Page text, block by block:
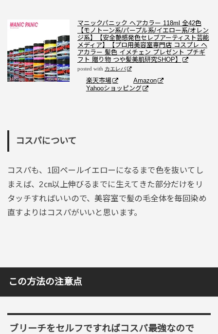
マニックパニック ヘアカラー 118ml 全42色
【モノトーン系/パープル系/イエロー系/オレン
ジ系】【安全艶感発色セレブアーティスト芸能
メディア】【プロ用美容室専門店 コスプレ ヘ
アカラー 髪色 イメチェン プレゼント プチギ
フト 贈り物 つや髪美肌研究SHOP】
posted with カエレバ
楽天市場
Amazon
Yahooショッピング
コスパについて
コスパも、1回ペールイエローになるまで色を抜いてし
まえば、2㎝以上伸びるまでに生えてきた部分だけをリ
タッチすればいいので、美容室で髪の毛全体を毎回染め
直すよりはコスパがいいと思います。
この方法の注意点
ブリーチをセルフですればコスパ最強なので